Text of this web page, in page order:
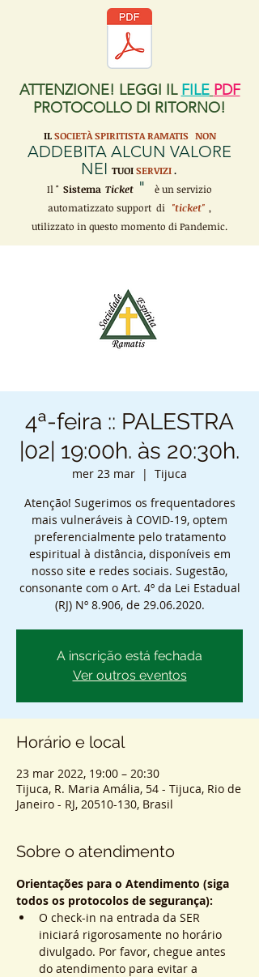
ATTENZIONE! LEGGI IL FILE PDF
PROTOCOLLO DI RITORNO!
IL SOCIETÀ SPIRITISTA RAMATIS NON
ADDEBITA ALCUN VALORE
NEI TUOI SERVIZI.
Il " Sistema Ticket "
è un servizio
automatizzato support di
"ticket" ,
utilizzato in questo momento di Pandemic.
4ª-feira :: PALESTRA
|02| 19:00h. às 20:30h.
mer 23 mar
  |
Tijuca
Atenção! Sugerimos os frequentadores
mais vulneráveis à COVID-19, optem
preferencialmente pelo tratamento
espiritual à distância, disponíveis em
nosso site e redes sociais. Sugestão,
consonante com o Art. 4º da Lei Estadual
(RJ) Nº 8.906, de 29.06.2020.
A inscrição está fechada
Ver outros eventos
Horário e local
23 mar 2022, 19:00 – 20:30
Tijuca, R. Maria Amália, 54 - Tijuca, Rio de
Janeiro - RJ, 20510-130, Brasil
Sobre o atendimento
Orientações para o Atendimento (siga
todos os protocolos de segurança):
O check-in na entrada da SER
iniciará rigorosamente no horário
divulgado. Por favor, chegue antes
do atendimento para evitar a